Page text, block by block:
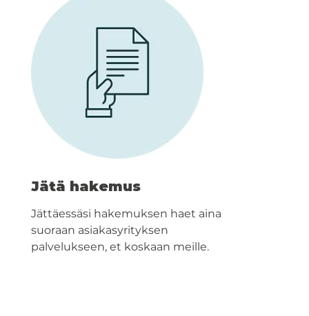
Jätä hakemus
Jättäessäsi hakemuksen haet aina
suoraan asiakasyrityksen
palvelukseen, et koskaan meille.